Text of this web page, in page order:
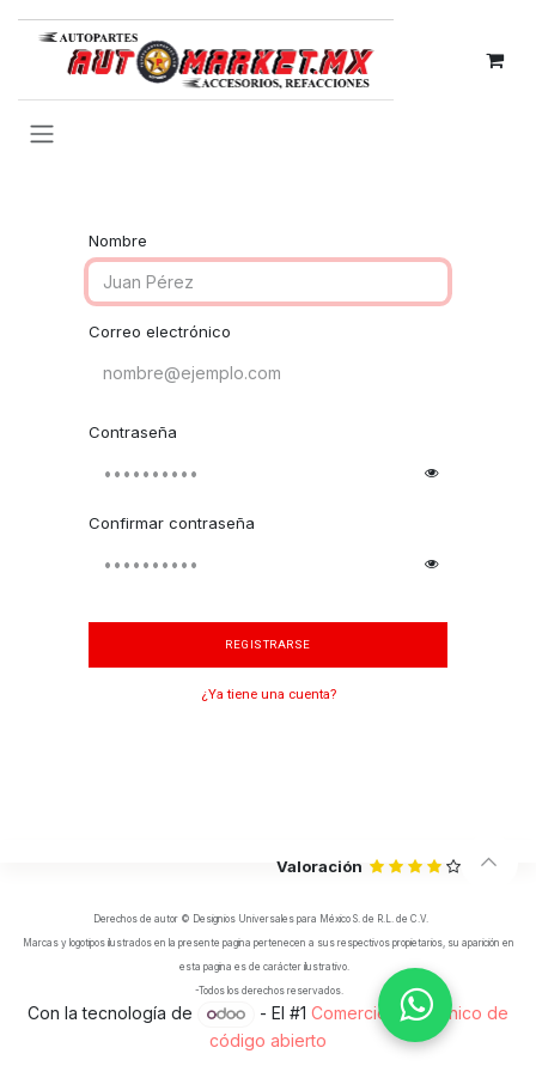
Nombre
Correo electrónico
Contraseña
Confirmar contraseña
REGISTRARSE
¿Ya tiene una cuenta?
Valoración
Derechos de autor © Designios Universales para México S. de R.L. de C.V.
Marcas y logotipos ilustrados en la presente pagina pertenecen a sus respectivos propietarios, su aparición en
esta pagina es de carácter ilustrativo.
-Todos los derechos reservados.
Con la tecnología de - El #1Comercio electrónico de
código abierto